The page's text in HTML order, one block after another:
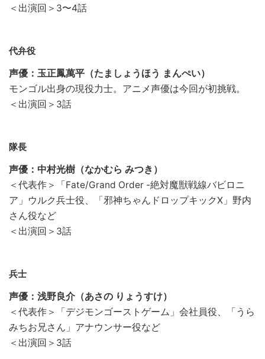
＜出演回＞3〜4話
代弁役
声優：玉正鳳萬平（たましょうほう まんぺい）
モンゴル出身の現役力士。アニメ声優は今回が初挑戦。
＜出演回＞3話
隊長
声優：中村光樹（なかむら みつき）
＜代表作＞「Fate/Grand Order -絶対魔獣戦線バビロニ
ア」ウルク兵士役、「邪神ちゃんドロップキックX」野内
さん役など
＜出演回＞3話
兵士
声優：浅野良介（あさの りょうすけ）
＜代表作＞「デジモンゴーストゲーム」会社員役、「うら
みちお兄さん」アナウンサー役など
＜出演回＞3話